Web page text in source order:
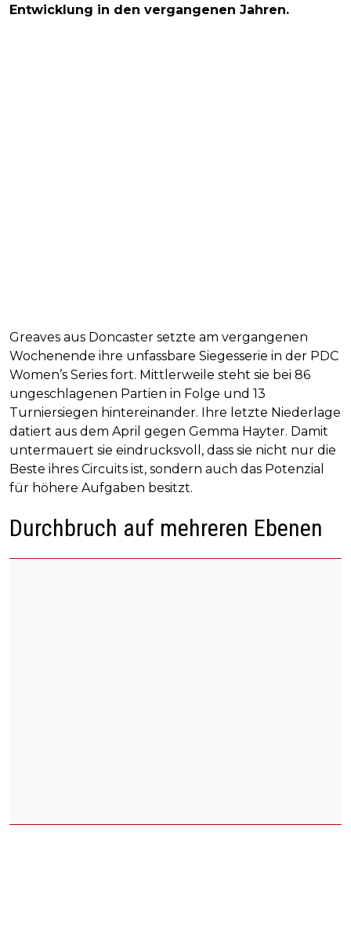
Entwicklung in den vergangenen Jahren.
Greaves aus Doncaster setzte am vergangenen
Wochenende ihre unfassbare Siegesserie in der PDC
Women’s Series fort. Mittlerweile steht sie bei 86
ungeschlagenen Partien in Folge und 13
Turniersiegen hintereinander. Ihre letzte Niederlage
datiert aus dem April gegen Gemma Hayter. Damit
untermauert sie eindrucksvoll, dass sie nicht nur die
Beste ihres Circuits ist, sondern auch das Potenzial
für höhere Aufgaben besitzt.
Durchbruch auf mehreren Ebenen